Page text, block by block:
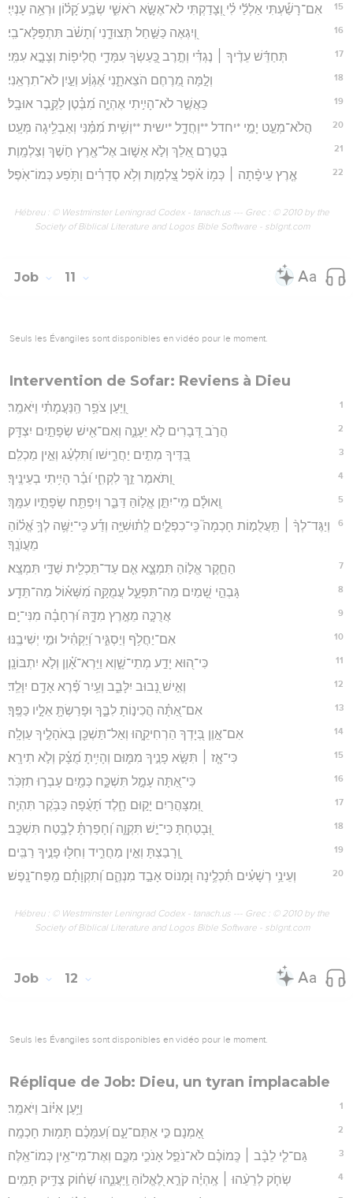
15 אִם־רָשַׁ֡עְתִּי אַלְלַ֬י לִ֗י וְ֭צָדַקְתִּי לֹא־אֶשָּׂ֣א רֹאשִׁ֑י שְׂבַ֥ע קָ֝ל֗וֹן וּרְאֵ֥ה עָנְיִֽי׃
16 וְ֭יִגְאֶה כַּשַּׁ֣חַל תְּצוּדֵ֑נִי וְ֝תָשֹׁ֗ב תִּתְפַּלָּא־בִֽי׃
17 תְּחַדֵּ֬שׁ עֵדֶ֨יךָ ׀ נֶגְדִּ֗י וְתֶ֣רֶב כַּֽ֭עַשְׂךָ עִמָּדִ֑י חֲלִיפ֖וֹת וְצָבָ֣א עִמִּֽי׃
18 וְלָ֣מָּה מֵ֭רֶחֶם הֹצֵאתָ֑נִי אֶ֝גְוַ֗ע וְעַ֣יִן לֹא־תִרְאֵֽנִי׃
19 כַּאֲשֶׁ֣ר לֹא־הָיִ֣יתִי אֶהְיֶ֑ה מִ֝בֶּ֗טֶן לַקֶּ֥בֶר אוּבָֽל׃
20 הֲלֹא־מְעַ֣ט יָמַ֣י *יחדל **וַחֲדָ֑ל *ישית **וְשִׁ֥ית מִ֝מֶּ֗נִּי וְאַבְלִ֥יגָה מְּעָֽט׃
21 בְּטֶ֣רֶם אֵ֭לֵךְ וְלֹ֣א אָשׁ֑וּב אֶל־אֶ֖רֶץ חֹ֣שֶׁךְ וְצַלְמָֽוֶת׃
22 אֶ֤רֶץ עֵיפָ֨תָה ׀ כְּמ֥וֹ אֹ֗פֶל צַ֭לְמָוֶת וְלֹ֥א סְדָרִ֗ים וַתֹּ֥פַע כְּמוֹ־אֹֽפֶל׃
Hébreu : © Westminster Leningrad Codex - tanach.us --- Grec : © 2010 by the
Society of Biblical Literature and Logos Bible Software - sblgnt.com
Job 11
Seuls les Évangiles sont disponibles en vidéo pour le moment.
Intervention de Sofar: Reviens à Dieu
1 וַ֭יַּעַן צֹפַ֥ר הַֽנַּעֲמָתִ֗י וַיֹּאמַֽר׃
2 הֲרֹ֣ב דְּ֭בָרִים לֹ֣א יֵעָנֶ֑ה וְאִם־אִ֖ישׁ שְׂפָתַ֣יִם יִצְדָּֽק׃
3 בַּ֭דֶּיךָ מְתִ֣ים יַחֲרִ֑ישׁו וַ֝תִּלְעַ֗ג וְאֵ֣ין מַכְלִֽם׃
4 וַ֭תֹּאמֶר זַ֣ךְ לִקְחִ֑י וּ֝בַ֗ר הָיִ֥יתִי בְעֵינֶֽיךָ׃
5 וְֽאוּלָ֗ם מִֽי־יִתֵּ֣ן אֱל֣וֹהַּ דַּבֵּ֑ר וְיִפְתַּ֖ח שְׂפָתָ֣יו עִמָּֽךְ׃
6
וְיַגֶּד־לְךָ֨ ׀ תַּֽעֲלֻמ֣וֹת חָכְמָה֮ כִּֽי־כִפְלַ֪יִם לְֽת֫וּשִׁיָּ֥ה וְדַ֡ע כִּֽי־יַשֶּׁ֥ה לְךָ֥ אֱ֝ל֗וֹהַ
מֵעֲוֺנֶֽךָ׃
7 הַחֵ֣קֶר אֱל֣וֹהַ תִּמְצָ֑א אִ֤ם עַד־תַּכְלִ֖ית שַׁדַּ֣י תִּמְצָֽא׃
8 גָּבְהֵ֣י שָׁ֭מַיִם מַה־תִּפְעָ֑ל עֲמֻקָּ֥ה מִ֝שְּׁא֗וֹל מַה־תֵּדָֽע׃
9 אֲרֻכָּ֣ה מֵאֶ֣רֶץ מִדָּ֑הּ וּ֝רְחָבָ֗ה מִנִּי־יָֽם׃
10 אִם־יַחֲלֹ֥ף וְיַסְגִּ֑יר וְ֝יַקְהִ֗יל וּמִ֣י יְשִׁיבֶֽנּוּ׃
11 כִּי־ה֭וּא יָדַ֣ע מְתֵי־שָׁ֑וְא וַיַּרְא־אָ֝֗וֶן וְלֹ֣א יִתְבּוֹנָֽן׃
12 וְאִ֣ישׁ נָ֭בוּב יִלָּבֵ֑ב וְעַ֥יִר פֶּ֝֗רֶא אָדָ֥ם יִוָּלֵֽד׃
13 אִם־אַ֭תָּ֗ה הֲכִינ֣וֹתָ לִבֶּ֑ךָ וּפָרַשְׂתָּ֖ אֵלָ֣יו כַּפֶּֽךָ׃
14 אִם־אָ֣וֶן בְּ֭יָדְךָ הַרְחִיקֵ֑הוּ וְאַל־תַּשְׁכֵּ֖ן בְּאֹהָלֶ֣יךָ עַוְלָֽה׃
15 כִּי־אָ֤ז ׀ תִּשָּׂ֣א פָנֶ֣יךָ מִמּ֑וּם וְהָיִ֥יתָ מֻ֝צָ֗ק וְלֹ֣א תִירָֽא׃
16 כִּי־אַ֭תָּה עָמָ֣ל תִּשְׁכָּ֑ח כְּמַ֖יִם עָבְר֣וּ תִזְכֹּֽר׃
17 וּֽ֭מִצָּהֳרַיִם יָק֣וּם חָ֑לֶד תָּ֝עֻ֗פָה כַּבֹּ֥קֶר תִּהְיֶֽה׃
18 וּֽ֭בָטַחְתָּ כִּי־יֵ֣שׁ תִּקְוָ֑ה וְ֝חָפַרְתָּ֗ לָבֶ֥טַח תִּשְׁכָּֽב׃
19 וְֽ֭רָבַצְתָּ וְאֵ֣ין מַחֲרִ֑יד וְחִלּ֖וּ פָנֶ֣יךָ רַבִּֽים׃
20 וְעֵינֵ֥י רְשָׁעִ֗ים תִּ֫כְלֶ֥ינָה וּ֭מָנוֹס אָבַ֣ד מִנְהֶ֑ם וְ֝תִקְוָתָ֗ם מַֽפַּח־נָֽפֶשׁ׃
Hébreu : © Westminster Leningrad Codex - tanach.us --- Grec : © 2010 by the
Society of Biblical Literature and Logos Bible Software - sblgnt.com
Job 12
Seuls les Évangiles sont disponibles en vidéo pour le moment.
Réplique de Job: Dieu, un tyran implacable
1 וַיַּ֥עַן אִיּ֗וֹב וַיֹּאמַֽר׃
2 אָ֭מְנָם כִּ֣י אַתֶּם־עָ֑ם וְ֝עִמָּכֶ֗ם תָּמ֥וּת חָכְמָֽה׃
3 גַּם־לִ֤י לֵבָ֨ב ׀ כְּֽמוֹכֶ֗ם לֹא־נֹפֵ֣ל אָנֹכִ֣י מִכֶּ֑ם וְאֶת־מִי־אֵ֥ין כְּמוֹ־אֵֽלֶּה׃
4 שְׂחֹ֤ק לְרֵעֵ֨הוּ ׀ אֶֽהְיֶ֗ה קֹרֵ֣א לֶ֭אֱלוֹהַּ וַֽיַּעֲנֵ֑הוּ שְׂ֝ח֗וֹק צַדִּ֥יק תָּמִֽים׃